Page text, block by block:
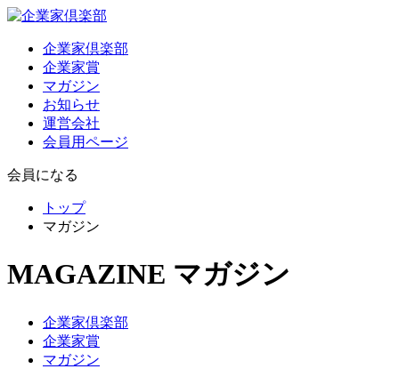
企業家倶楽部
企業家賞
マガジン
お知らせ
運営会社
会員用ページ
会員になる
トップ
マガジン
MAGAZINE マガジン
企業家倶楽部
企業家賞
マガジン